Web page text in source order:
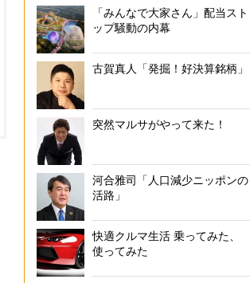
「みんなで大家さん」配当スト
ップ騒動の内幕
古賀真人「発掘！好決算銘柄」
突然マルサがやって来た！
河合雅司「人口減少ニッポンの
活路」
快適クルマ生活 乗ってみた、
使ってみた